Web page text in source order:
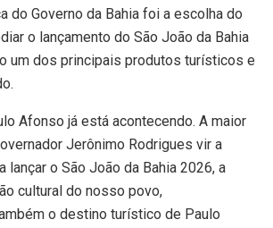
do Governo da Bahia foi a escolha do
o lançamento do São João da Bahia
um dos principais produtos turísticos e
Afonso já está acontecendo. A maior
Jerônimo Rodrigues vir a
lançar o São João da Bahia 2026, a
cultural do nosso povo,
o destino turístico de Paulo